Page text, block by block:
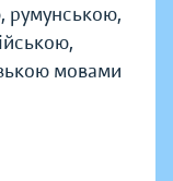
румунською,
мовами